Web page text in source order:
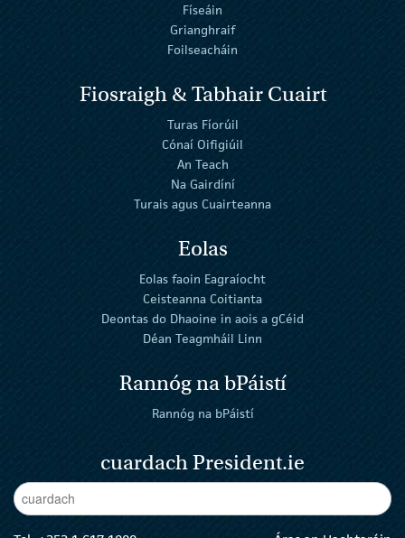
Físeáin
Grianghraif
Foilseacháin
Fiosraigh & Tabhair Cuairt
Turas Fíorúil
Cónaí Oifigiúil
An Teach
Na Gairdíní
Turais agus Cuairteanna
Eolas
Eolas faoin Eagraíocht
Ceisteanna Coitianta
Deontas do Dhaoine in aois a gCéid
Déan Teagmháil Linn
Rannóg na bPáistí
Rannóg na bPáistí
cuardach President.ie
Enter Keywords